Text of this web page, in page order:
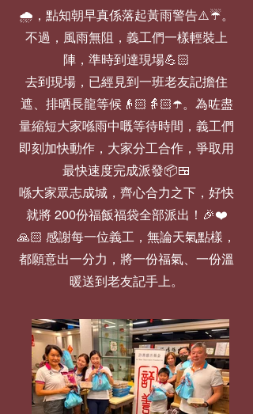
🌧️，點知朝早真係落起黃雨警告⚠️☔。
不過，風雨無阻，義工們一樣輕裝上
陣，準時到達現場💪🏻
去到現場，已經見到一班老友記擔住
遮、排晒長龍等候👴🏻👵🏻☂️。為咗盡
量縮短大家喺雨中嘅等待時間，義工們
即刻加快動作，大家分工合作，爭取用
最快速度完成派發📦🍱
喺大家眾志成城，齊心合力之下，好快
就將 200份福飯福袋全部派出！🎉❤️
🙏🏻 感謝每一位義工，無論天氣點樣，
都願意出一分力，將一份福氣、一份溫
暖送到老友記手上。